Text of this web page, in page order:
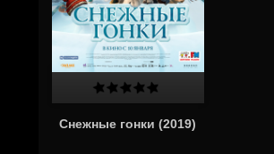
Снежные гонки (2019)